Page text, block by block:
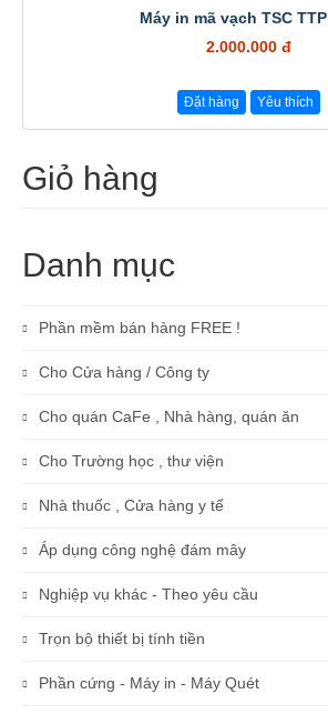
Máy in mã vạch TSC
2.000.000 đ
Đặt hàng Yêu thích
Giỏ hàng
Danh mục
Phần mềm bán hàng FREE !
Cho Cửa hàng / Công ty
Cho quán CaFe , Nhà hàng, quán ăn
Cho Trường học , thư viện
Nhà thuốc , Cửa hàng y tế
Áp dụng công nghệ đám mây
Nghiệp vụ khác - Theo yêu cầu
Trọn bộ thiết bị tính tiền
Phần cứng - Máy in - Máy Quét